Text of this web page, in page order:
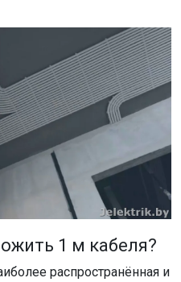
1 м кабеля?
распространённая и